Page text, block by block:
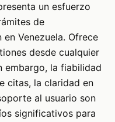
un esfuerzo
de
Venezuela. Ofrece
desde cualquier
embargo, la fiabilidad
citas, la claridad en
al usuario son
significativos para